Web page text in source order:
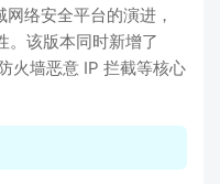
络安全平台的演进，
。该版本同时新增了
火墙恶意 IP 拦截等核心